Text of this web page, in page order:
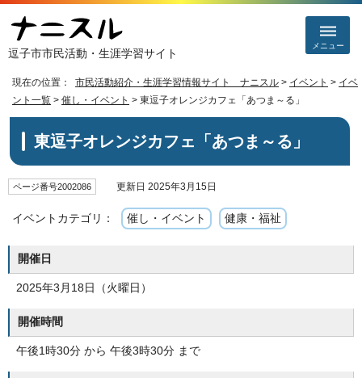
逗子市市民活動・生涯学習サイト
メニュー
現在の位置： 市民活動紹介・生涯学習情報サイト ナニスル > イベント > イベ
ント一覧 > 催し・イベント > 東逗子オレンジカフェ「あつま～る」
東逗子オレンジカフェ「あつま～る」
ページ番号2002086 更新日 2025年3月15日
イベントカテゴリ： 催し・イベント 健康・福祉
開催日
2025年3月18日（火曜日）
開催時間
午後1時30分 から 午後3時30分 まで